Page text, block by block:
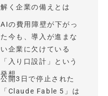
解く企業の備えとは
AIの費用障壁が下がっ
た今も、導入が進まな
い企業に欠けている
「入り口設計」という
発想
公開3日で停止された
「Claude Fable 5」は